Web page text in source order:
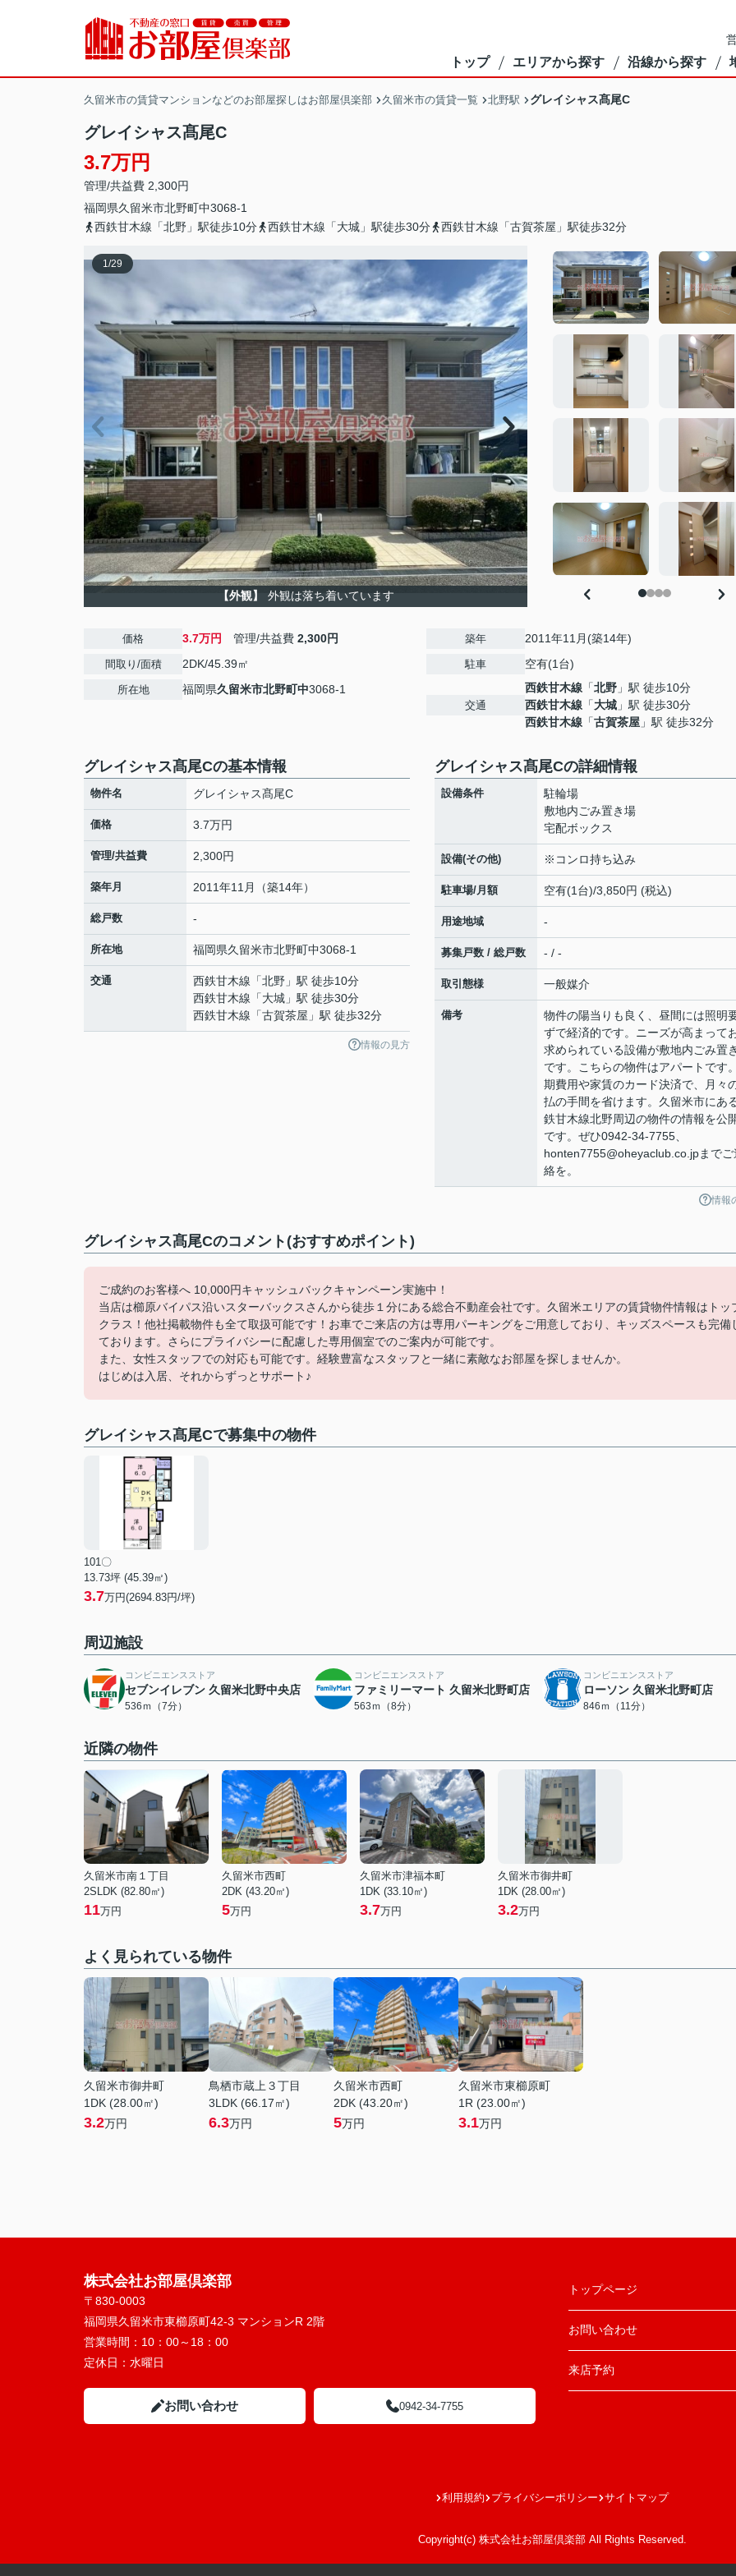
トップ エリアから探す 沿線から探す
久留米市の賃貸マンションなどのお部屋探しはお部屋倶楽部 久留米市の賃貸一覧 北野駅 グレイシャス髙尾C
グレイシャス髙尾C
3.7万円
管理/共益費 2,300円
福岡県久留米市北野町中3068-1
西鉄甘木線「北野」駅徒歩10分
西鉄甘木線「大城」駅徒歩30分 西鉄甘木線「古賀茶屋」駅徒歩32分
1/29
【外観】 外観は落ち着いています
価格 3.7万円 管理/共益費 2,300円
間取り/面積 2DK/45.39㎡
所在地 福岡県久留米市北野町中3068-1
築年 2011年11月(築14年)
駐車 空有(1台)
交通
西鉄甘木線 「北野 」駅 徒歩10分
西鉄甘木線 「大城 」駅 徒歩30分
西鉄甘木線 「古賀茶屋 」駅 徒歩32分
グレイシャス髙尾Cの基本情報
物件名 グレイシャス髙尾C
価格 3.7万円
管理/共益費 2,300円
築年月 2011年11月（築14年）
総戸数 -
所在地 福岡県久留米市北野町中3068-1
交通 西鉄甘木線 「北野 」駅 徒歩10分
西鉄甘木線 「大城 」駅 徒歩30分
西鉄甘木線 「古賀茶屋 」駅 徒歩32分
情報の見方
グレイシャス髙尾Cの詳細情報
設備条件
駐輪場
敷地内ごみ置き場
宅配ボックス
設備(その他) ※コンロ持ち込み
駐車場/月額 空有(1台)/3,850円 (税込)
用途地域 -
募集戸数 / 総戸数 - / -
取引態様 一般媒介
備考
物件の陽当りも良く、昼間には照明
ずで経済的です。ニーズが高まって
求められている設備が敷地内ごみ置
です。こちらの物件はアパートです
期費用や家賃のカード決済で、月々
払の手間を省けます。久留米市にあ
鉄甘木線北野周辺の物件の情報を公
です。ぜひ0942-34-7755、
honten7755@oheyaclub.co.jpまでご
絡を。
情報
グレイシャス髙尾Cのコメント(おすすめポイント)
ご成約のお客様へ 10,000円キャッシュバックキャンペーン実施中！
当店は櫛原バイパス沿いスターバックスさんから徒歩１分にある総合不動産会社です。久留米エリアの賃貸物件情報はトッ
クラス！他社掲載物件も全て取扱可能です！お車でご来店の方は専用パーキングをご用意しており、キッズスペースも完備
ております。さらにプライバシーに配慮した専用個室でのご案内が可能です。
また、女性スタッフでの対応も可能です。経験豊富なスタッフと一緒に素敵なお部屋を探しませんか。
はじめは入居、それからずっとサポート♪
グレイシャス髙尾Cで募集中の物件
101〇
13.73坪 (45.39㎡)
3.7万円(2694.83円/坪)
周辺施設
コンビニエンスストア
セブンイレブン 久留米北野中央店
536ｍ（7分）
コンビニエンスストア
ファミリーマート 久留米北野町店
563ｍ（8分）
コンビニエンスストア
ローソン 久留米北野町店
846ｍ（11分）
近隣の物件
久留米市南１丁目
2SLDK (82.80㎡)
11万円
久留米市西町
2DK (43.20㎡)
5万円
久留米市津福本町
1DK (33.10㎡)
3.7万円
久留米市御井町
1DK (28.00㎡)
3.2万円
よく見られている物件
久留米市御井町
1DK (28.00㎡)
3.2万円
鳥栖市蔵上３丁目
3LDK (66.17㎡)
6.3万円
久留米市西町
2DK (43.20㎡)
5万円
久留米市東櫛原町
1R (23.00㎡)
3.1万円
株式会社お部屋倶楽部
〒830-0003
福岡県久留米市東櫛原町42-3 マンションR 2階
営業時間： 10：00～18：00
定休日： 水曜日
お問い合わせ 0942-34-7755
トップページ
お問い合わせ
来店予約
利用規約 プライバシーポリシー サイトマップ
Copyright(c) 株式会社お部屋倶楽部 All Rights Reserved.